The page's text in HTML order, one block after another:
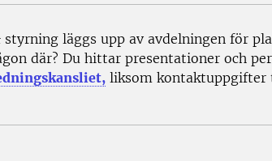
läggs upp av avdelningen för
där? Du hittar presentationer och
liksom kontaktuppgifter